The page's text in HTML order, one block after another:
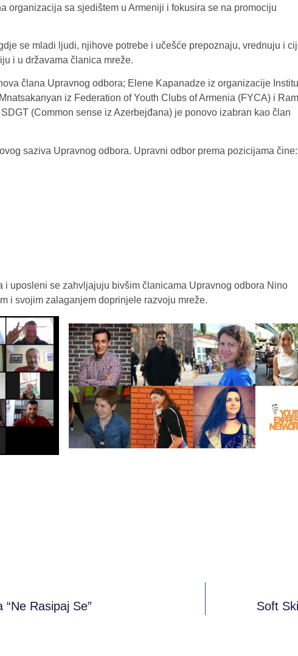
organizacija sa sjedištem u Armeniji i fokusira se na promociju
se mladi ljudi, njihove potrebe i učešće prepoznaju, vrednuju i
i u državama članica mreže.
člana Upravnog odbora; Elene Kapanadze iz organizacije
iz Federation of Youth Clubs of Armenia (FYCA) i
(Common sense iz Azerbejđana) je ponovo izabran kao član
saziva Upravnog odbora. Upravni odbor prema pozicijama čine:
i uposleni se zahvljajuju bivšim članicama Upravnog odbora Nino
i svojim zalaganjem doprinjele razvoju mreže.
Rasipaj Se” Soft